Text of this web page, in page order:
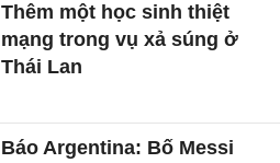
Thêm một học sinh thiệt
mạng trong vụ xả súng ở
Thái Lan
Báo Argentina: Bố Messi